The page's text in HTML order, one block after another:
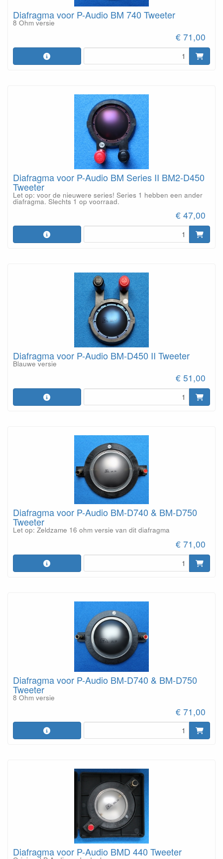
Diafragma voor P-Audio BM 740 Tweeter
8 Ohm versie
€ 71,00
Diafragma voor P-Audio BM Series II BM2-D450
Tweeter
Let op: voor de nieuwere series! Series 1 hebben een ander
diafragma. Slechts 1 op voorraad.
€ 47,00
Diafragma voor P-Audio BM-D450 II Tweeter
Blauwe versie
€ 51,00
Diafragma voor P-Audio BM-D740 & BM-D750
Tweeter
Let op: Zeldzame 16 ohm versie van dit diafragma
€ 71,00
Diafragma voor P-Audio BM-D740 & BM-D750
Tweeter
8 Ohm versie
€ 71,00
Diafragma voor P-Audio BMD 440 Tweeter